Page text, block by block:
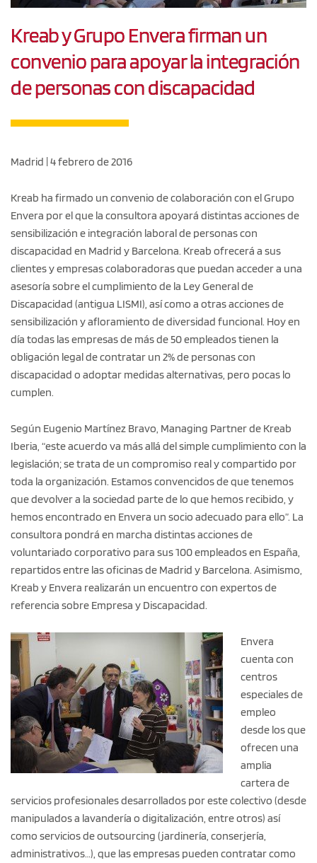
Kreab y Grupo Envera firman un
convenio para apoyar la integración
de personas con discapacidad
Madrid | 4 febrero de 2016
Kreab ha firmado un convenio de colaboración con el Grupo
Envera por el que la consultora apoyará distintas acciones de
sensibilización e integración laboral de personas con
discapacidad en Madrid y Barcelona. Kreab ofrecerá a sus
clientes y empresas colaboradoras que puedan acceder a una
asesoría sobre el cumplimiento de la Ley General de
Discapacidad (antigua LISMI), así como a otras acciones de
sensibilización y afloramiento de diversidad funcional. Hoy en
día todas las empresas de más de 50 empleados tienen la
obligación legal de contratar un 2% de personas con
discapacidad o adoptar medidas alternativas, pero pocas lo
cumplen.
Según Eugenio Martínez Bravo, Managing Partner de Kreab
Iberia, “este acuerdo va más allá del simple cumplimiento con la
legislación; se trata de un compromiso real y compartido por
toda la organización. Estamos convencidos de que tenemos
que devolver a la sociedad parte de lo que hemos recibido, y
hemos encontrado en Envera un socio adecuado para ello”. La
consultora pondrá en marcha distintas acciones de
voluntariado corporativo para sus 100 empleados en España,
repartidos entre las oficinas de Madrid y Barcelona. Asimismo,
Kreab y Envera realizarán un encuentro con expertos de
referencia sobre Empresa y Discapacidad.
Envera
cuenta con
centros
especiales de
empleo
desde los que
ofrecen una
amplia
cartera de
servicios profesionales desarrollados por este colectivo (desde
manipulados a lavandería o digitalización, entre otros) así
como servicios de outsourcing (jardinería, conserjería,
administrativos…), que las empresas pueden contratar como